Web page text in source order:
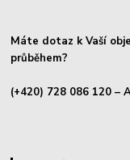
Máte dotaz k Vaší
průběhem?
(+420) 728 086 120 –